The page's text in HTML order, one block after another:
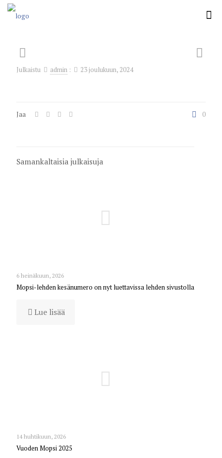
Julkaistu admin : 23 joulukuun, 2024
Jaa 0
Samankaltaisia julkaisuja
6 heinäkuun, 2026
Mopsi-lehden kesänumero on nyt luettavissa lehden sivustolla
Lue lisää
14 huhtikuun, 2026
Vuoden Mopsi 2025